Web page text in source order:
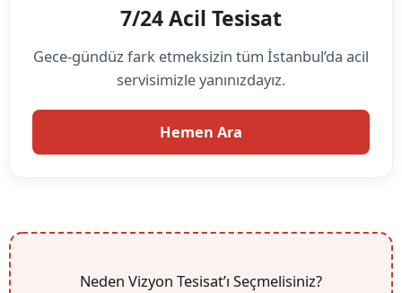
7/24 Acil Tesisat
Gece-gündüz fark etmeksizin tüm İstanbul’da acil
servisimizle yanınızdayız.
Hemen Ara
Neden Vizyon Tesisat’ı Seçmelisiniz?